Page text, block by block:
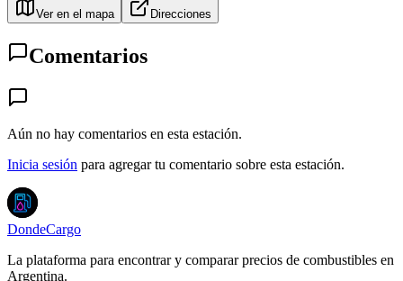
Ver en el mapa Direcciones
Comentarios
Aún no hay comentarios en esta estación.
Inicia sesión para agregar tu comentario sobre esta estación.
DondeCargo
La plataforma para encontrar y comparar precios de combustibles en
Argentina.